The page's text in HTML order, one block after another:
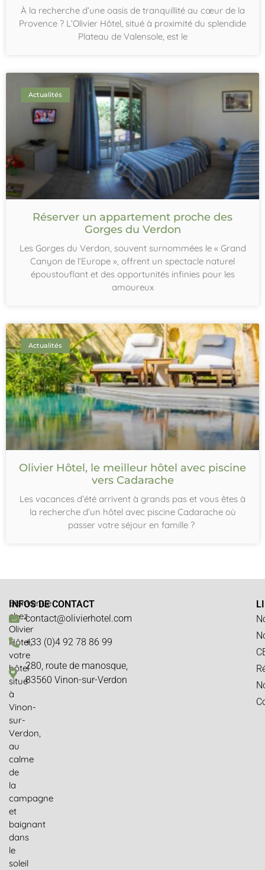
À la recherche d’une oasis de tranquillité au cœur de la
Provence ? L’Olivier Hôtel, situé à proximité du splendide
Plateau de Valensole, est le
Actualités
Réserver un appartement proche des
Gorges du Verdon
Les Gorges du Verdon, souvent surnommées le « Grand
Canyon de l’Europe », offrent un spectacle naturel
époustouflant et des opportunités infinies pour les
amoureux
Actualités
Olivier Hôtel, le meilleur hôtel avec piscine
vers Cadarache
Les vacances d’été arrivent à grands pas et vous êtes à
la recherche d’un hôtel avec piscine Cadarache où
passer votre séjour en famille ?
Bienvenue
chez
Olivier
Hôtel,
votre
hôtel
situé
à
Vinon-
sur-
Verdon,
au
calme
de
la
campagne
et
baignant
dans
le
soleil
INFOS DE CONTACT
contact@olivierhotel.com
+33 (0)4 92 78 86 99
280, route de manosque,
83560 Vinon-sur-Verdon